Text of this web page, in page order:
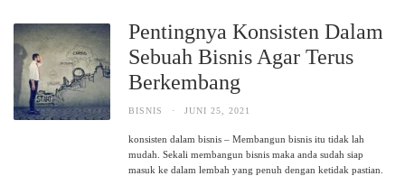
Pentingnya Konsisten Dalam
Sebuah Bisnis Agar Terus
Berkembang
BISNIS · JUNI 25, 2021
konsisten dalam bisnis – Membangun bisnis itu tidak lah
mudah. Sekali membangun bisnis maka anda sudah siap
masuk ke dalam lembah yang penuh dengan ketidak pastian.